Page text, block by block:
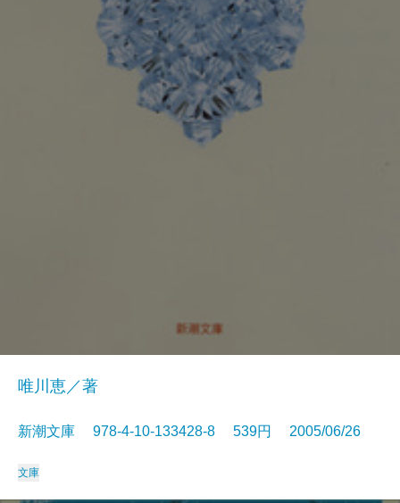
唯川恵／著
新潮文庫 978-4-10-133428-8 539円 2005/06/26
文庫